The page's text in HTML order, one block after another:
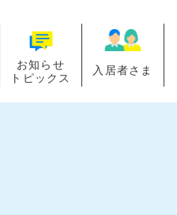
お知らせ
トピックス
入居者さま